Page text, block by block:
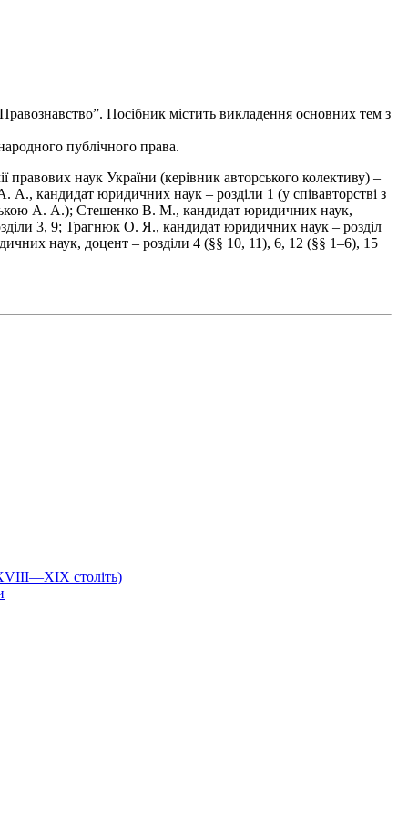
Посібник містить викладення основних тем з
публічного права.
наук України (керівник авторського колективу) –
кандидат юридичних наук – розділи 1 (у співавторстві з
А. А.); Стешенко В. М., кандидат юридичних наук,
3, 9; Трагнюк О. Я., кандидат юридичних наук – розділ
наук, доцент – розділи 4 (§§ 10, 11), 6, 12 (§§ 1–6), 15
століть)